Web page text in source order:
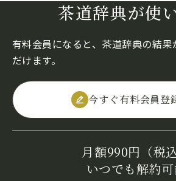
茶道辞典が使
有料会員になると、茶道辞典の結果
だけます。
今すぐ有料会員登
月額990円（税込
いつでも解約